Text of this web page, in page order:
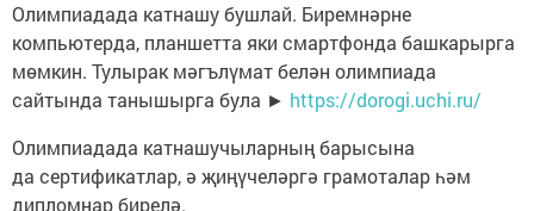
Олимпиадада катнашу бушлай. Биремнәрне
компьютерда, планшетта яки смартфонда башкарырга
мөмкин. Тулырак мәгълүмат белән олимпиада
сайтында танышырга була ► https://dorogi.uchi.ru/
Олимпиадада катнашучыларның барысына
да сертификатлар, ә җиңүчеләргә грамоталар һәм
дипломнар бирелә.